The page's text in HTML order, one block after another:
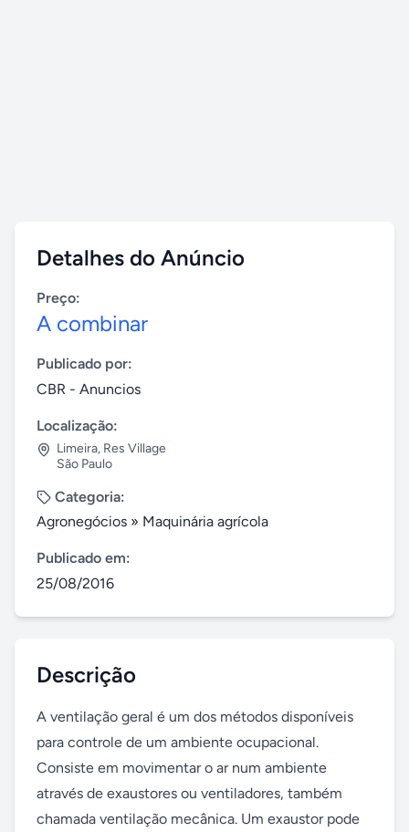
Detalhes do Anúncio
Preço:
A combinar
Publicado por:
CBR - Anuncios
Localização:
Limeira, Res Village
São Paulo
Categoria:
Agronegócios » Maquinária agrícola
Publicado em:
25/08/2016
Descrição
A ventilação geral é um dos métodos disponíveis
para controle de um ambiente ocupacional.
Consiste em movimentar o ar num ambiente
através de exaustores ou ventiladores, também
chamada ventilação mecânica. Um exaustor pode